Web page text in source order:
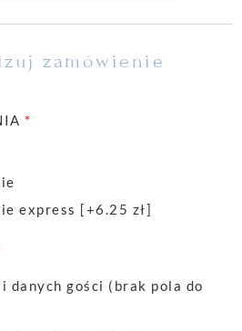
zamówienie
*
express [+6.25 zł]
danych gości (brak pola do